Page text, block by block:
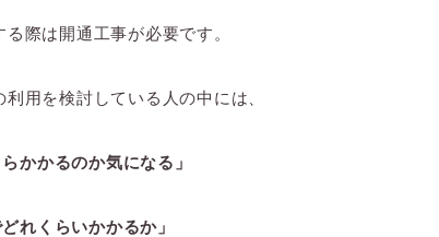
際は開通工事が必要です。
用を検討している人の中には、
かかるのか気になる」
れくらいかかるか」